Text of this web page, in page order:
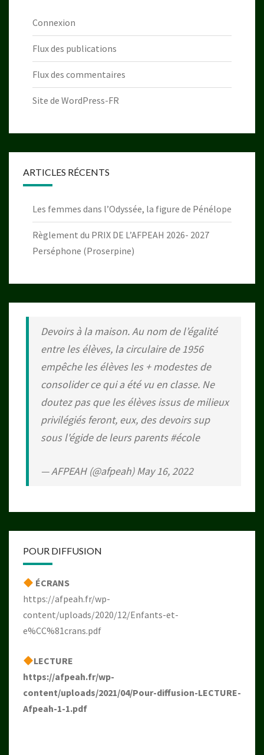
Connexion
Flux des publications
Flux des commentaires
Site de WordPress-FR
ARTICLES RÉCENTS
Les femmes dans l’Odyssée, la figure de Pénélope
Règlement du PRIX DE L’AFPEAH 2026- 2027
Perséphone (Proserpine)
Devoirs à la maison. Au nom de l’égalité
entre les élèves, la circulaire de 1956
empêche les élèves les + modestes de
consolider ce qui a été vu en classe. Ne
doutez pas que les élèves issus de milieux
privilégiés feront, eux, des devoirs sup
sous l'égide de leurs parents#école
— AFPEAH (@afpeah)May 16, 2022
POUR DIFFUSION
ÉCRANS
https://afpeah.fr/wp-
content/uploads/2020/12/Enfants-et-
e%CC%81crans.pdf
LECTURE
https://afpeah.fr/wp-
content/uploads/2021/04/Pour-diffusion-LECTURE-
Afpeah-1-1.pdf